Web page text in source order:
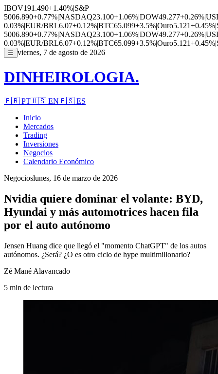
IBOV191.490+1.40%|S&P
5006.890+0.77%|NASDAQ23.100+1.06%|DOW49.277+0.26%|
0.03%|EUR/BRL6.07+0.12%|BTC65.099+3.5%|Ouro5.121+0.45%|
5006.890+0.77%|NASDAQ23.100+1.06%|DOW49.277+0.26%|
0.03%|EUR/BRL6.07+0.12%|BTC65.099+3.5%|Ouro5.121+0.45%|
☰ viernes, 7 de agosto de 2026
DINHEIROLOGIA.
🇧🇷 PT🇺🇸 EN🇪🇸 ES
Inicio
Mercados
Trading
Inversiones
Negocios
Calendario Económico
Negocioslunes, 16 de marzo de 2026
Nvidia quiere dominar el volante: BYD,
Hyundai y más automotrices hacen fila
por el auto autónomo
Jensen Huang dice que llegó el "momento ChatGPT" de los autos
autónomos. ¿Será? ¿O es otro ciclo de hype multimillonario?
Zé Mané Alavancado
5 min de lectura